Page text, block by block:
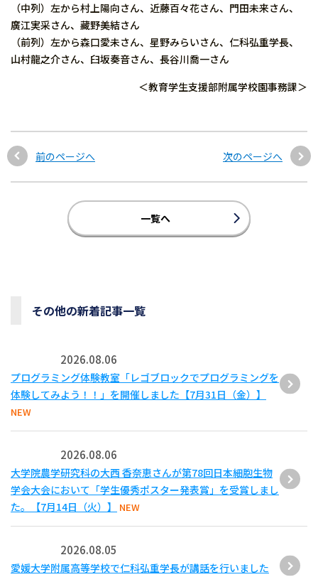
（中列）左から村上陽向さん、近藤百々花さん、門田未来さん、
廣江実采さん、藏野美結さん
（前列）左から森口愛未さん、星野みらいさん、仁科弘重学長、
山村龍之介さん、臼坂奏音さん、長谷川喬一さん
＜教育学生支援部附属学校園事務課＞
前のページへ 次のページへ
一覧へ
その他の新着記事一覧
2026.08.06
プログラミング体験教室「レゴブロックでプログラミングを
体験してみよう！！」を開催しました【7月31日（金）】
NEW
2026.08.06
大学院農学研究科の大西 香奈恵さんが第78回日本細胞生物
学会大会において「学生優秀ポスター発表賞」を受賞しまし
た。【7月14日（火）】
NEW
2026.08.05
愛媛大学附属高等学校で仁科弘重学長が講話を行いました